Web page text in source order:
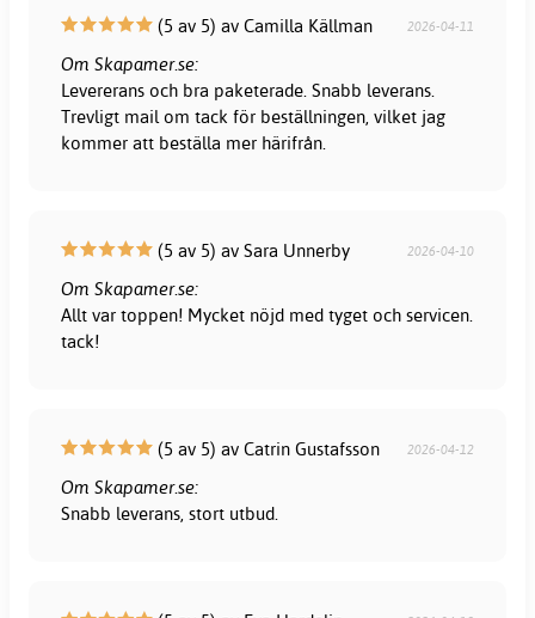
(5 av 5) av Camilla Källman 2026-04-11
Om Skapamer.se:
Levererans och bra paketerade. Snabb leverans.
Trevligt mail om tack för beställningen, vilket jag
kommer att beställa mer härifrån.
(5 av 5) av Sara Unnerby 2026-04-10
Om Skapamer.se:
Allt var toppen! Mycket nöjd med tyget och servicen.
tack!
(5 av 5) av Catrin Gustafsson 2026-04-12
Om Skapamer.se:
Snabb leverans, stort utbud.